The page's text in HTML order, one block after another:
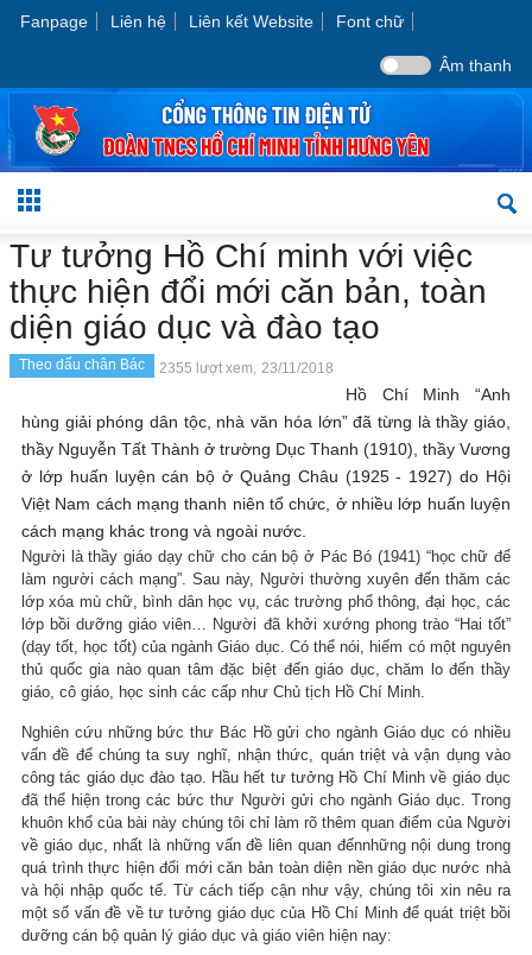
Fanpage Liên hệ Liên kết Website Font chữ
Âm thanh
Tư tưởng Hồ Chí minh với việc
thực hiện đổi mới căn bản, toàn
diện giáo dục và đào tạo
Theo dấu chân Bác 2355 lượt xem, 23/11/2018
Hồ Chí Minh “Anh
hùng giải phóng dân tộc, nhà văn hóa lớn” đã từng là thầy giáo,
thầy Nguyễn Tất Thành ở trường Dục Thanh (1910), thầy Vương
ở lớp huấn luyện cán bộ ở Quảng Châu (1925 - 1927) do Hội
Việt Nam cách mạng thanh niên tổ chức, ở nhiều lớp huấn luyện
cách mạng khác trong và ngoài nước.
Người là thầy giáo dạy chữ cho cán bộ ở Pác Bó (1941) “học chữ để
làm người cách mạng”. Sau này, Người thường xuyên đến thăm các
lớp xóa mù chữ, bình dân học vụ, các trường phổ thông, đại học, các
lớp bồi dưỡng giáo viên… Người đã khởi xướng phong trào “Hai tốt”
(dạy tốt, học tốt) của ngành Giáo dục. Có thể nói, hiếm có một nguyên
thủ quốc gia nào quan tâm đặc biệt đến giáo dục, chăm lo đến thầy
giáo, cô giáo, học sinh các cấp như Chủ tịch Hồ Chí Minh.
Nghiên cứu những bức thư Bác Hồ gửi cho ngành Giáo dục có nhiều
vấn đề để chúng ta suy nghĩ, nhận thức, quán triệt và vận dụng vào
công tác giáo dục đào tạo. Hầu hết tư tưởng Hồ Chí Minh về giáo dục
đã thể hiện trong các bức thư Người gửi cho ngành Giáo dục. Trong
khuôn khổ của bài này chúng tôi chỉ làm rõ thêm quan điểm của Người
về giáo dục, nhất là những vấn đề liên quan đếnnhững nội dung trong
quá trình thực hiện đổi mới căn bản toàn diện nền giáo dục nước nhà
và hội nhập quốc tế. Từ cách tiếp cận như vậy, chúng tôi xin nêu ra
một số vấn đề về tư tưởng giáo dục của Hồ Chí Minh để quát triệt bồi
dưỡng cán bộ quản lý giáo dục và giáo viên hiện nay: